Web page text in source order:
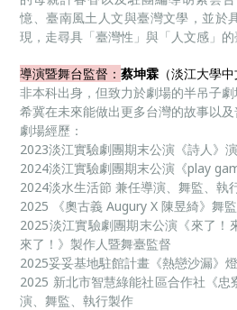
憶、臺南風土人文與臺灣文學，並於
現，走尋具「臺灣性」與「人文感」的
導演暨舞台監督：蔡坤霖 （淡江大學中
非本科出身，但致力於劇場的半吊子劇
希冀在未來能做出更多台灣的故事以
劇場經歷：
2023淡江實驗劇團期末公演《詩人》
2024淡江實驗劇團期末公演《play
2024淡水生活節 兼任導演、舞監、執
2025 《奧古義 Augury X 陳昱綺》舞
2025淡江實驗劇團期末公演《來了！
來了！》製作人暨舞臺監督
2025妥妥基地駐館計畫《熱戀沙漏》
2025 新北市智慧綠能社區合作社《忠
演、舞監、執行製作